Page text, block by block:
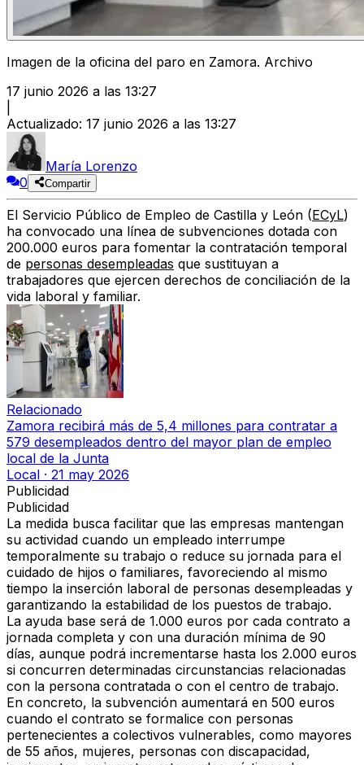
Imagen de la oficina del paro en Zamora. Archivo
17 junio 2026 a las 13:27
Actualizado: 17 junio 2026 a las 13:27
María Lorenzo
0
Compartir
El Servicio Público de Empleo de Castilla y León (ECyL)
ha convocado una línea de subvenciones dotada con
200.000 euros para fomentar la contratación temporal
de personas desempleadas que sustituyan a
trabajadores que ejercen derechos de conciliación de la
vida laboral y familiar.
Relacionado
Zamora recibirá más de 5,4 millones para contratar a
579 desempleados dentro del mayor plan de empleo
local de la Junta
Local · 21 may 2026
Publicidad
Publicidad
La medida busca facilitar que las empresas mantengan
su actividad cuando un empleado interrumpe
temporalmente su trabajo o reduce su jornada para el
cuidado de hijos o familiares, favoreciendo al mismo
tiempo la inserción laboral de personas desempleadas y
garantizando la estabilidad de los puestos de trabajo.
La ayuda base será de 1.000 euros por cada contrato a
jornada completa y con una duración mínima de 90
días, aunque podrá incrementarse hasta los 2.000 euros
si concurren determinadas circunstancias relacionadas
con la persona contratada o con el centro de trabajo.
En concreto, la subvención aumentará en 500 euros
cuando el contrato se formalice con personas
pertenecientes a colectivos vulnerables, como mayores
de 55 años, mujeres, personas con discapacidad,